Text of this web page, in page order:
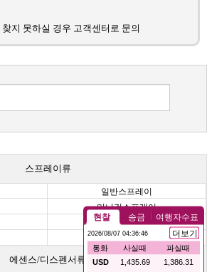
지 못하실 경우 고객센터로 문의
스프레이류
일반스프레이
미니건스프레이
초정밀건스프레이
헤어스프레이
에센스/디스펜서류